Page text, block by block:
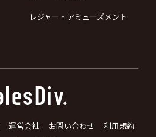
レジャー・アミューズメント
運営会社 お問い合わせ
利用規約